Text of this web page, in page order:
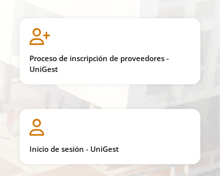
Proceso de inscripción de proveedores -
UniGest
Inicio de sesión - UniGest